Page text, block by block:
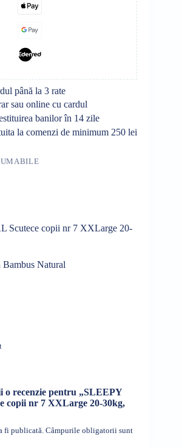
până la 3 rate
sau online cu cardul
banilor în 14 zile
la comenzi de minimum 250 lei
Scutece copii nr 7 XXLarge 20-
Bambus Natural
o recenzie pentru „SLEEPY
copii nr 7 XXLarge 20-30kg,
fi publicată. Câmpurile obligatorii sunt